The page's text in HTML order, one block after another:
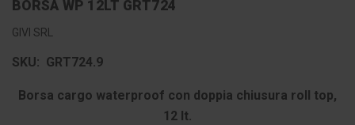
BORSA WP 12LT GRT724
GIVI SRL
SKU: GRT724.9
Borsa cargo waterproof con doppia chiusura roll top,
12 lt.